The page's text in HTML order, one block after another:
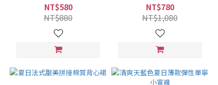
NT$580
NT$880
NT$780
NT$1,080